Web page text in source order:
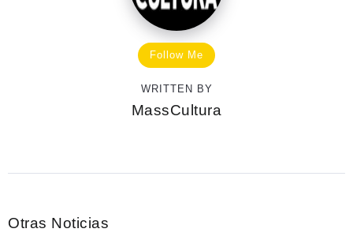
Follow Me
WRITTEN BY
MassCultura
Otras Noticias